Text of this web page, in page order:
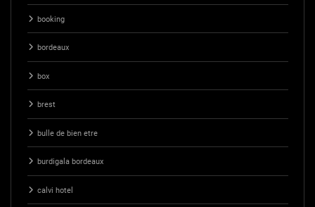
booking
bordeaux
box
brest
bulle de bien etre
burdigala bordeaux
calvi hotel